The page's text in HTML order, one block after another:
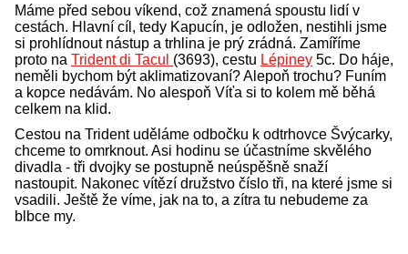
Máme před sebou víkend, což znamená spoustu lidí v
cestách. Hlavní cíl, tedy Kapucín, je odložen, nestihli jsme
si prohlídnout nástup a trhlina je prý zrádná. Zamíříme
proto na Trident di Tacul (3693), cestu Lépiney 5c. Do háje,
neměli bychom být aklimatizovaní? Alepoň trochu? Funím
a kopce nedávám. No alespoň Víťa si to kolem mě běhá
celkem na klid.
Cestou na Trident uděláme odbočku k odtrhovce Švýcarky,
chceme to omrknout. Asi hodinu se účastníme skvělého
divadla - tři dvojky se postupně neúspěšně snaží
nastoupit. Nakonec vítězí družstvo číslo tři, na které jsme si
vsadili. Ještě že víme, jak na to, a zítra tu nebudeme za
blbce my.